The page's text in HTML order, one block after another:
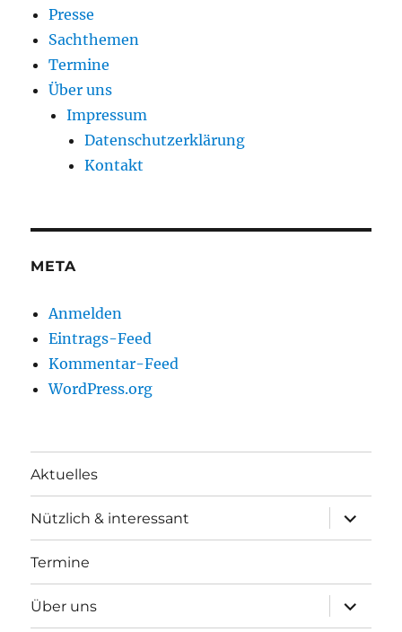
Presse
Sachthemen
Termine
Über uns
Impressum
Datenschutzerklärung
Kontakt
META
Anmelden
Eintrags-Feed
Kommentar-Feed
WordPress.org
Aktuelles
Nützlich & interessant
anzeigen
Termine
Über uns
anzeigen